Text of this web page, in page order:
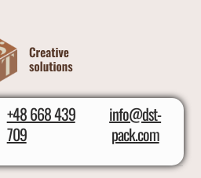
+48 668 439
709
info@dst-
pack.com